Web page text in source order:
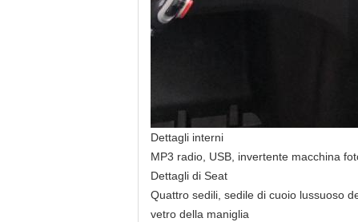
Dettagli interni
MP3 radio, USB, invertente macchina
Dettagli di Seat
Quattro sedili, sedile di cuoio lussuoso
vetro della maniglia